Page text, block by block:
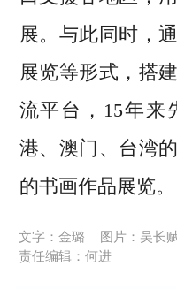
展。与此同时，
展览等形式，搭
流平台，15年来
港、澳门、台湾
的书画作品展览。
文字：金璐 图片：吴长
责任编辑：何进